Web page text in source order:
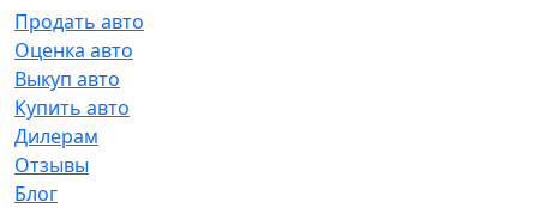
Продать авто
Оценка авто
Выкуп авто
Купить авто
Дилерам
Отзывы
Блог